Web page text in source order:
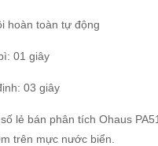
hoàn toàn tự động
01 giây
03 giây
lẻ bán phân tích Ohaus
trên mực nước biển.